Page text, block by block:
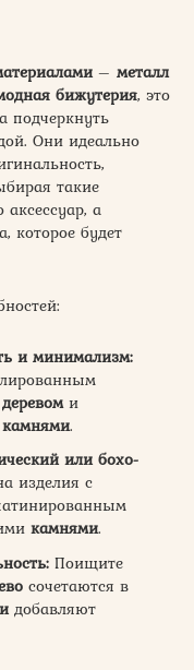
– металл
бижутерия, это
подчеркнуть
Они идеально
такие
а
которое будет
и минимализм:
деревоми
камнями.
или бохо-
изделия с
камнями.
Поищите
сочетаются в
добавляют